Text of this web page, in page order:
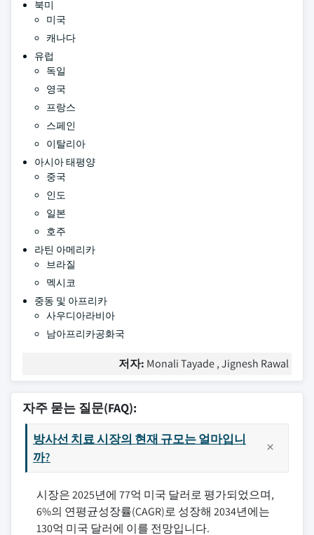
북미
미국
캐나다
유럽
독일
영국
프랑스
스페인
이탈리아
아시아 태평양
중국
인도
일본
호주
라틴 아메리카
브라질
멕시코
중동 및 아프리카
사우디아라비아
남아프리카공화국
저자: Monali Tayade , Jignesh Rawal
자주 묻는 질문(FAQ):
방사선 치료 시장의 현재 규모는 얼마입니
까?
시장은 2025년에 77억 미국 달러로 평가되었으며,
6%의 연평균성장률(CAGR)로 성장해 2034년에는
130억 미국 달러에 이를 전망입니다.